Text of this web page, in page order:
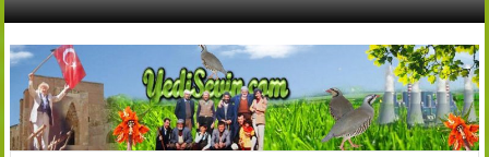
İçeriğe